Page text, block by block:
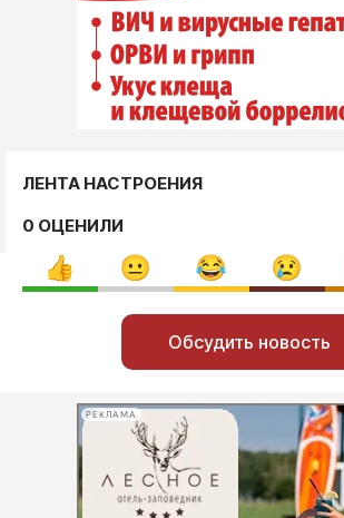
ЛЕНТА НАСТРОЕНИЯ
0 ОЦЕНИЛИ
Обсудить новость
РЕКЛАМА